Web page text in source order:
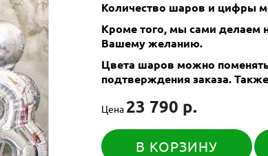
Количество шаров и цифры
Кроме того, мы сами делаем
Вашему желанию.
Цвета шаров можно
подтверждения заказа.
Цена 23 790 р.
В КОРЗИНУ